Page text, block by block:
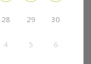
28 29 30
4 5 6